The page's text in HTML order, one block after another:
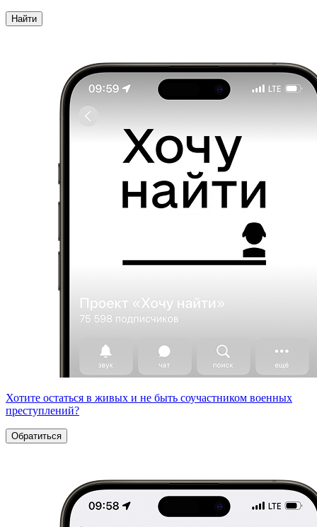
Найти
Хотите остаться в живых и не быть соучастником военных
преступлений?
Обратиться